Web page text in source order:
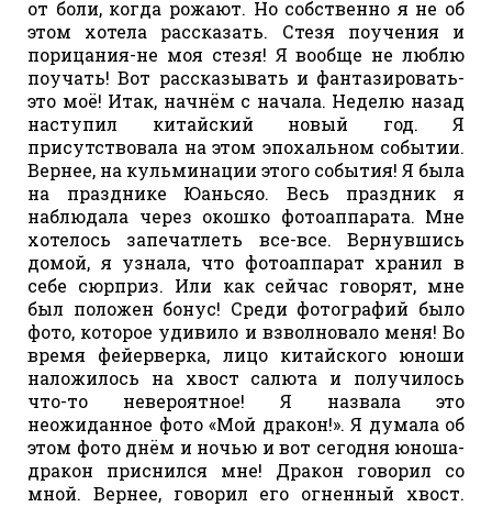
от боли, когда рожают. Но собственно я не об
этом хотела рассказать. Стезя поучения и
порицания-не моя стезя! Я вообще не люблю
поучать! Вот рассказывать и фантазировать-
это моё! Итак, начнём с начала. Неделю назад
наступил китайский новый год. Я
присутствовала на этом эпохальном событии.
Вернее, на кульминации этого события! Я была
на празднике Юаньсяо. Весь праздник я
наблюдала через окошко фотоаппарата. Мне
хотелось запечатлеть все-все. Вернувшись
домой, я узнала, что фотоаппарат хранил в
себе сюрприз. Или как сейчас говорят, мне
был положен бонус! Среди фотографий было
фото, которое удивило и взволновало меня! Во
время фейерверка, лицо китайского юноши
наложилось на хвост салюта и получилось
что-то невероятное! Я назвала это
неожиданное фото «Мой дракон!». Я думала об
этом фото днём и ночью и вот сегодня юноша-
дракон приснился мне! Дракон говорил со
мной. Вернее, говорил его огненный хвост.